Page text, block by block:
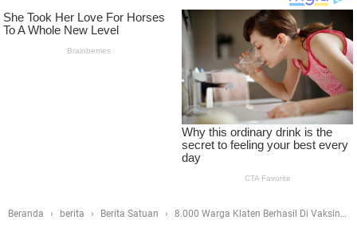
Beranda berita Berita Satuan
8.000 Warga Klaten Berhasil Di Vaksin